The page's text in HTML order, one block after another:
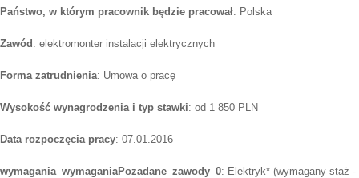
Państwo, w którym pracownik będzie pracował: Polska
Zawód: elektromonter instalacji elektrycznych
Forma zatrudnienia: Umowa o pracę
Wysokość wynagrodzenia i typ stawki: od 1 850 PLN
Data rozpoczęcia pracy: 07.01.2016
wymagania_wymaganiaPozadane_zawody_0: Elektryk* (wymagany staż -